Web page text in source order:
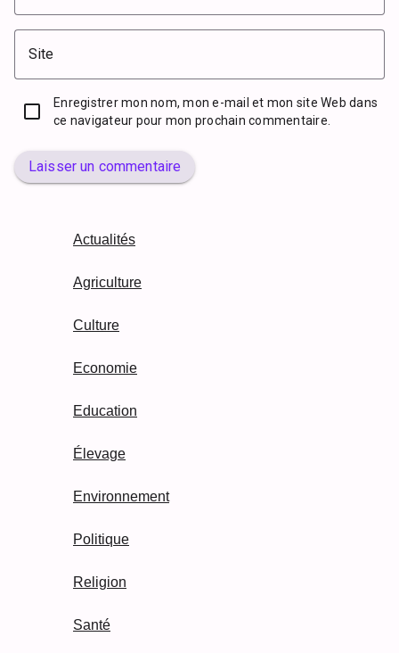
Site
Enregistrer mon nom, mon e-mail et mon site Web dans
ce navigateur pour mon prochain commentaire.
Laisser un commentaire
Actualités
Agriculture
Culture
Economie
Education
Élevage
Environnement
Politique
Religion
Santé